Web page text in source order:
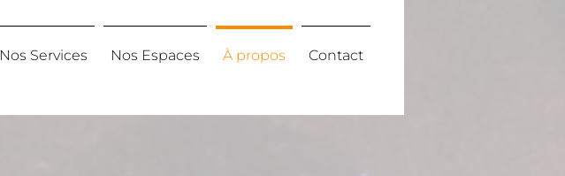
Nos Services Nos Espaces À propos Contact